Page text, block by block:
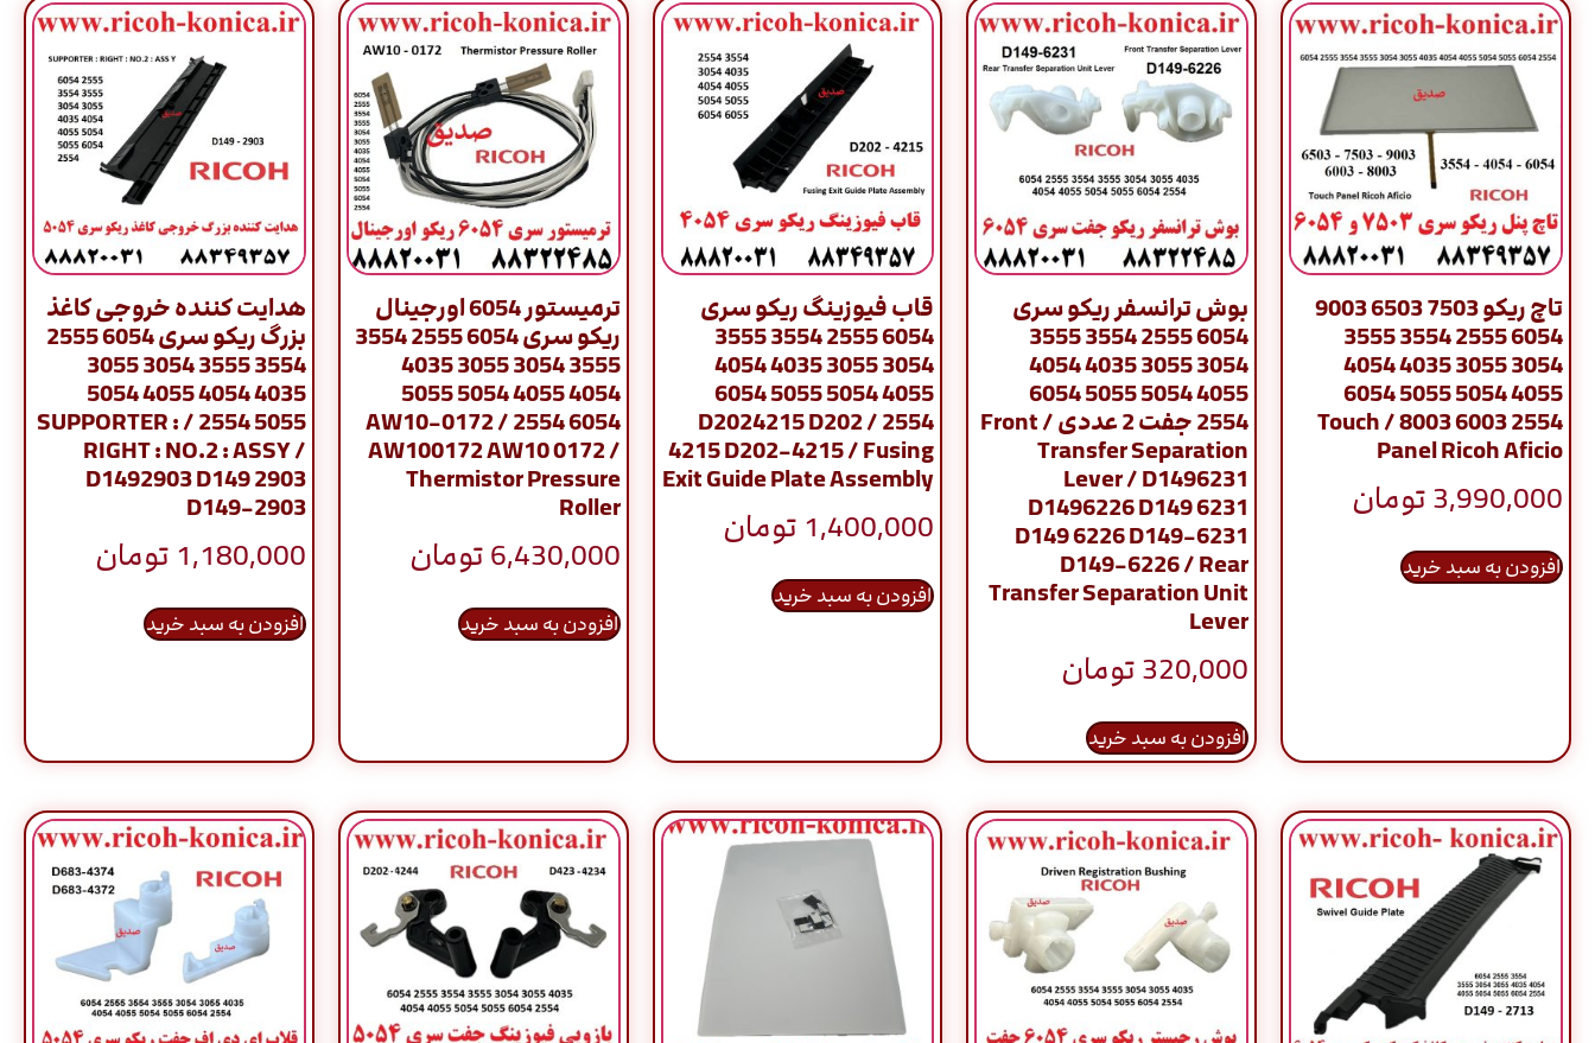
تاچ ریکو 7503 6503 9003
6054 2555 3554 3555
3054 3055 4035 4054
4055 5054 5055 6054
2554 6003 8003 / Touch
Panel Ricoh Aficio
3,990,000تومان
افزودن به سبد خرید
بوش ترانسفر ریکو سری
6054 2555 3554 3555
3054 3055 4035 4054
4055 5054 5055 6054
2554 جفت 2 عددی / Front
Transfer Separation
Lever / D1496231
D1496226 D149 6231
D149 6226 D149-6231
D149-6226 / Rear
Transfer Separation Unit
Lever
320,000تومان
افزودن به سبد خرید
قاب فیوزینگ ریکو سری
6054 2555 3554 3555
3054 3055 4035 4054
4055 5054 5055 6054
2554 / D2024215 D202
4215 D202-4215 / Fusing
Exit Guide Plate Assembly
1,400,000 تومان
افزودن به سبد خرید
ترمیستور 6054 اورجینال
ریکو سری 6054 2555 3554
3555 3054 3055 4035
4054 4055 5054 5055
6054 2554 / AW10-0172
AW100172 AW10 0172 /
Thermistor Pressure
Roller
6,430,000تومان
افزودن به سبد خرید
هدایت کننده خروجی کاغذ
بزرگ ریکو سری 6054 2555
3554 3555 3054 3055
4035 4054 4055 5054
5055 2554 / SUPPORTER :
RIGHT : NO.2 : ASSY /
D1492903 D149 2903
D149-2903
1,180,000 تومان
افزودن به سبد خرید